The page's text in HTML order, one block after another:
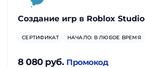
Создание игр в Roblox Studio
СЕРТИФИКАТ НАЧАЛО: В ЛЮБОЕ ВРЕМЯ
8 080 руб. Промокод